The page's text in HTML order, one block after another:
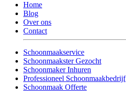
Home
Blog
Over ons
Contact
Schoonmaakservice
Schoonmaakster Gezocht
Schoonmaker Inhuren
Professioneel Schoonmaakbedrijf
Schoonmaak Offerte